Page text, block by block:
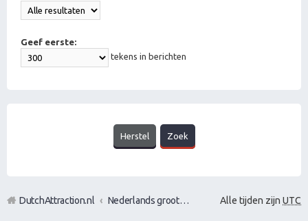
Geef eerste:
tekens in berichten
Alle tijden zijn UTC
DutchAttraction.nl Nederlands grootste Dutch Attraction, Lifestyle, Vrouwen versieren en Pick-Up (PUA) Forum